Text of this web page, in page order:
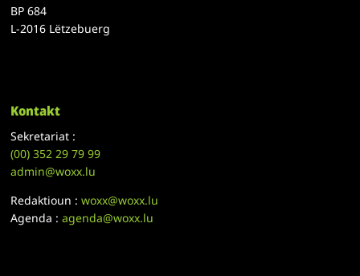
BP 684
L-2016 Lëtzebuerg
Kontakt
Sekretariat :
(00)352 29 79 99
admin@woxx.lu
Redaktioun :woxx@woxx.lu
Agenda :agenda@woxx.lu